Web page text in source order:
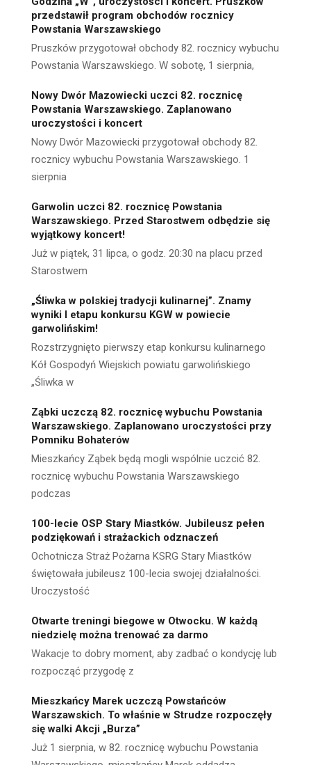
przedstawił program obchodów rocznicy
Powstania Warszawskiego
Pruszków przygotował obchody 82. rocznicy wybuchu
Powstania Warszawskiego. W sobotę, 1 sierpnia,
Nowy Dwór Mazowiecki uczci 82. rocznicę
Powstania Warszawskiego. Zaplanowano
uroczystości i koncert
Nowy Dwór Mazowiecki przygotował obchody 82.
rocznicy wybuchu Powstania Warszawskiego. 1
sierpnia
Garwolin uczci 82. rocznicę Powstania
Warszawskiego. Przed Starostwem odbędzie się
wyjątkowy koncert!
Już w piątek, 31 lipca, o godz. 20:30 na placu przed
Starostwem
„Śliwka w polskiej tradycji kulinarnej”. Znamy
wyniki I etapu konkursu KGW w powiecie
garwolińskim!
Rozstrzygnięto pierwszy etap konkursu kulinarnego
Kół Gospodyń Wiejskich powiatu garwolińskiego
„Śliwka w
Ząbki uczczą 82. rocznicę wybuchu Powstania
Warszawskiego. Zaplanowano uroczystości przy
Pomniku Bohaterów
Mieszkańcy Ząbek będą mogli wspólnie uczcić 82.
rocznicę wybuchu Powstania Warszawskiego
podczas
100-lecie OSP Stary Miastków. Jubileusz pełen
podziękowań i strażackich odznaczeń
Ochotnicza Straż Pożarna KSRG Stary Miastków
świętowała jubileusz 100-lecia swojej działalności.
Uroczystość
Otwarte treningi biegowe w Otwocku. W każdą
niedzielę można trenować za darmo
Wakacje to dobry moment, aby zadbać o kondycję lub
rozpocząć przygodę z
Mieszkańcy Marek uczczą Powstańców
Warszawskich. To właśnie w Strudze rozpoczęły
się walki Akcji „Burza”
Już 1 sierpnia, w 82. rocznicę wybuchu Powstania